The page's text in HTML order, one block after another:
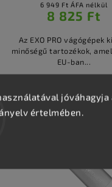
értelmében.
6 949 Ft ÁFA nélkül
8 825 Ft
Az EXO PRO vágógépek
minőségű tartozékok,
EU-ban...